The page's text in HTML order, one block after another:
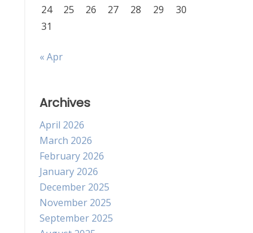
24
25 26 27 28 29
30
31
« Apr
Archives
April 2026
March 2026
February 2026
January 2026
December 2025
November 2025
September 2025